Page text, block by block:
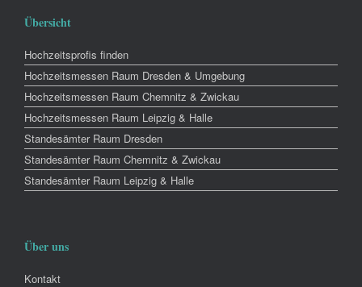
Übersicht
Hochzeitsprofis finden
Hochzeitsmessen Raum Dresden & Umgebung
Hochzeitsmessen Raum Chemnitz & Zwickau
Hochzeitsmessen Raum Leipzig & Halle
Standesämter Raum Dresden
Standesämter Raum Chemnitz & Zwickau
Standesämter Raum Leipzig & Halle
Über uns
Kontakt